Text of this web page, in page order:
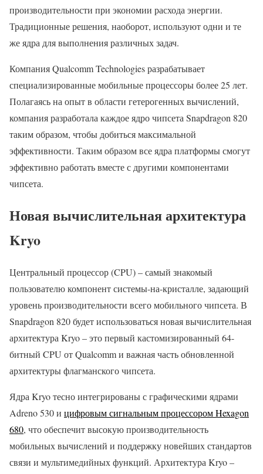
производительности при экономии расхода энергии.
Традиционные решения, наоборот, используют одни и те
же ядра для выполнения различных задач.
Компания Qualcomm Technologies разрабатывает
специализированные мобильные процессоры более 25 лет.
Полагаясь на опыт в области гетерогенных вычислений,
компания разработала каждое ядро чипсета Snapdragon 820
таким образом, чтобы добиться максимальной
эффективности. Таким образом все ядра платформы смогут
эффективно работать вместе с другими компонентами
чипсета.
Новая вычислительная архитектура
Kryo
Центральный процессор (CPU) – самый знакомый
пользователю компонент системы-на-кристалле, задающий
уровень производительности всего мобильного чипсета. В
Snapdragon 820 будет использоваться новая вычислительная
архитектура Kryo – это первый кастомизированный 64-
битный CPU от Qualcomm и важная часть обновленной
архитектуры флагманского чипсета.
Ядра Kryo тесно интегрированы с графическими ядрами
Adreno 530 и цифровым сигнальным процессором Hexagon
680, что обеспечит высокую производительность
мобильных вычислений и поддержку новейших стандартов
связи и мультимедийных функций. Архитектура Kryo –